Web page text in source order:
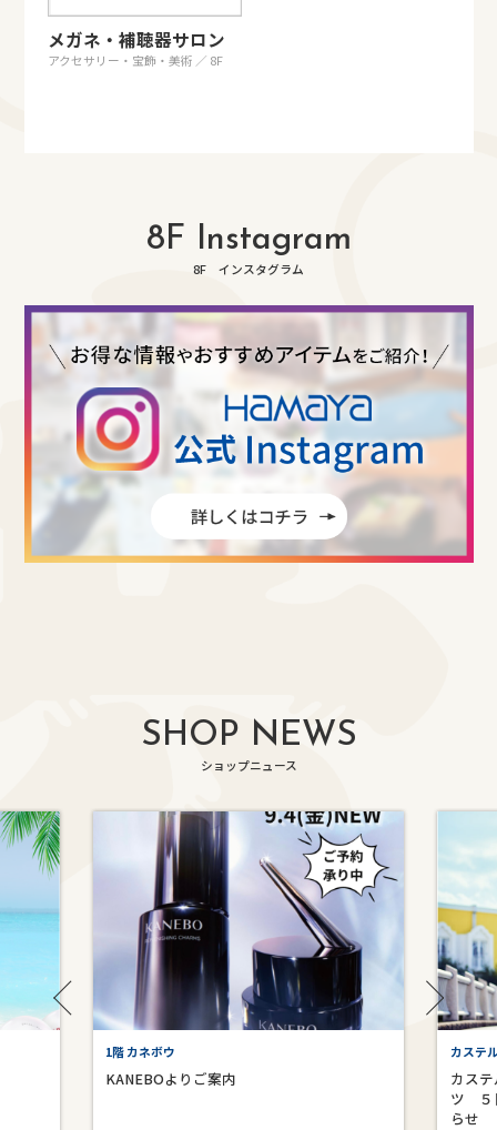
メガネ・補聴器サロン
アクセサリー・宝飾・美術 ／ 8F
8F Instagram
8F インスタグラム
SHOP NEWS
ショップニュース
1階 カネボウ
KANEBOよりご案内
カステ
カス
ツ ５
らせ